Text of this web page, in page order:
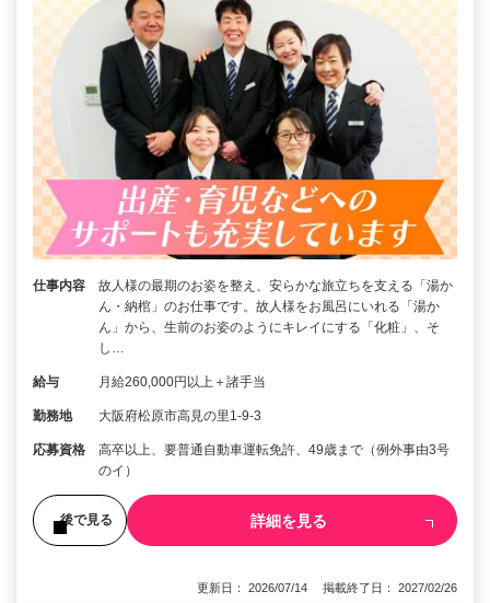
仕事内容
故人様の最期のお姿を整え、安らかな旅立ちを支える「湯か
ん・納棺」のお仕事です。故人様をお風呂にいれる「湯か
ん」から、生前のお姿のようにキレイにする「化粧」、そ
し…
給与 月給260,000円以上＋諸手当
勤務地 大阪府松原市高見の里1-9-3
応募資格
高卒以上、要普通自動車運転免許、49歳まで（例外事由3号
のイ）
後で見る 詳細を見る
更新日： 2026/07/14 掲載終了日： 2027/02/26